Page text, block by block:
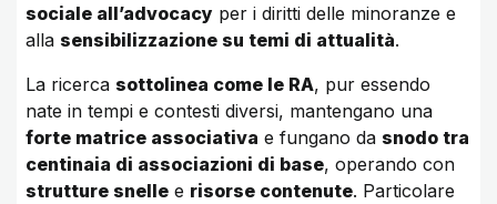
sociale all’advocacy per i diritti delle minoranze e
alla sensibilizzazione su temi di attualità.
La ricerca sottolinea come le RA, pur essendo
nate in tempi e contesti diversi, mantengano una
forte matrice associativa e fungano da snodo tra
centinaia di associazioni di base, operando con
strutture snelle e risorse contenute. Particolare